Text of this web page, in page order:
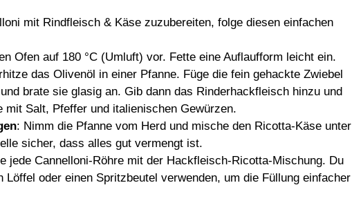
mit Rindfleisch & Käse zuzubereiten, folge diesen einfachen
Ofen auf 180 °C (Umluft) vor. Fette eine Auflaufform leicht ein.
das Olivenöl in einer Pfanne. Füge die fein gehackte Zwiebel
brate sie glasig an. Gib dann das Rinderhackfleisch hinzu und
mit Salt, Pfeffer und italienischen Gewürzen.
: Nimm die Pfanne vom Herd und mische den Ricotta-Käse unter
sicher, dass alles gut vermengt ist.
jede Cannelloni-Röhre mit der Hackfleisch-Ricotta-Mischung. Du
Löffel oder einen Spritzbeutel verwenden, um die Füllung einfacher